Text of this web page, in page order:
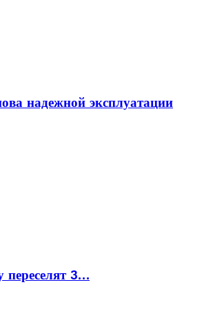
надежной эксплуатации
переселят 3…